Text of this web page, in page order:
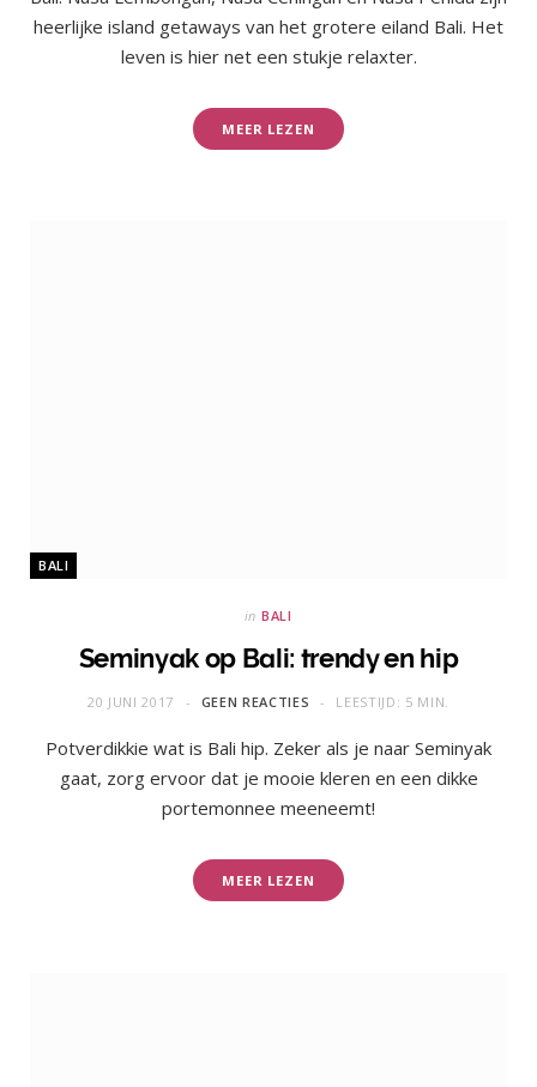
heerlijke island getaways van het grotere eiland Bali. Het
leven is hier net een stukje relaxter.
MEER LEZEN
BALI
in BALI
Seminyak op Bali: trendy en hip
20 JUNI 2017 GEEN REACTIES LEESTIJD: 5 MIN.
Potverdikkie wat is Bali hip. Zeker als je naar Seminyak
gaat, zorg ervoor dat je mooie kleren en een dikke
portemonnee meeneemt!
MEER LEZEN